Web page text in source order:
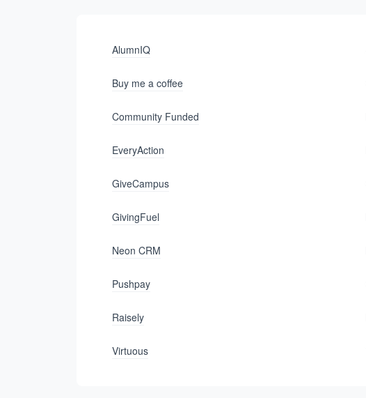
AlumnIQ
Buy me a coffee
Community Funded
EveryAction
GiveCampus
GivingFuel
Neon CRM
Pushpay
Raisely
Virtuous